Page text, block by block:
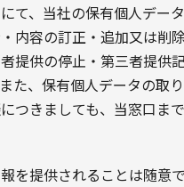
て、当社の保有個人デー
内容の訂正・追加又は削
提供の停止・第三者提供
た、保有個人データの取
つきましても、当窓口ま
報を提供されることは随意